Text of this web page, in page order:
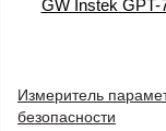
Измеритель
безопасности